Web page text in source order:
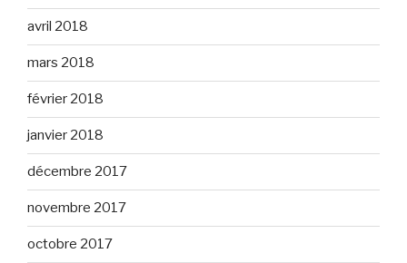
avril 2018
mars 2018
février 2018
janvier 2018
décembre 2017
novembre 2017
octobre 2017